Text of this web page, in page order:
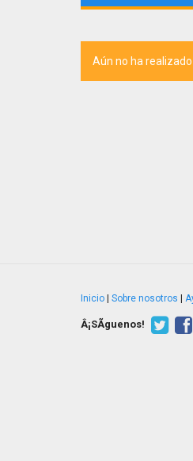
Aún no ha
Inicio Sobre nosotros
Â¡SÃ­guenos!